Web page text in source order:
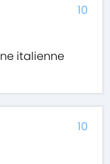
italienne
10
10